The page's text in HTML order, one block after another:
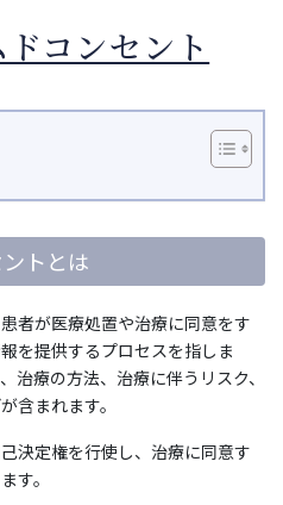
コンセント
トとは
者が医療処置や治療に同意をす
を提供するプロセスを指しま
治療の方法、治療に伴うリスク、
含まれます。
決定権を行使し、治療に同意す
す。